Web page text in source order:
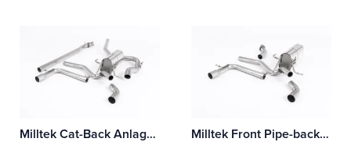
Milltek Cat-Back Anlage Suzuki Swift Sport 1.4 BoosterJet (Ohne Hybrid und Ohne GPF/OPF)
Milltek Front Pipe-back Suzuki Swift Sport 1.4 BoosterJet (Ohne Hybrid und Ohne GPF/OPF) Mit TÜV / ECE Zulassung!